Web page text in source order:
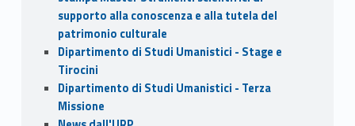
supporto alla conoscenza e alla tutela del
patrimonio culturale
Dipartimento di Studi Umanistici - Stage e
Tirocini
Dipartimento di Studi Umanistici - Terza
Missione